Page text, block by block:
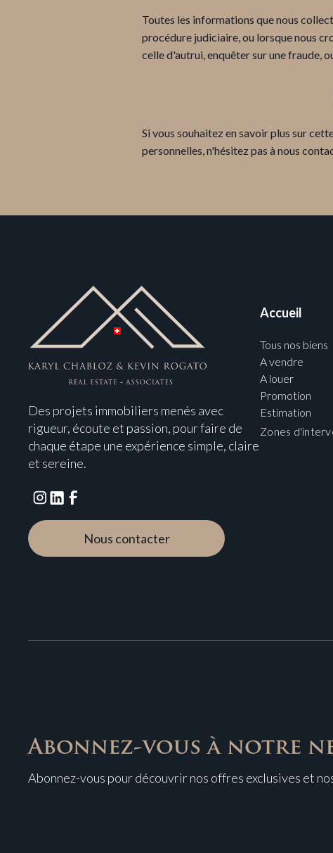
Toutes les informations que nous
procédure judiciaire, ou lorsque nous
celle d'autrui, enquêter sur une fraude,
Si vous souhaitez en savoir plus sur
personnelles, n'hésitez pas à nous
Des projets immobiliers menés avec
rigueur, écoute et passion, pour faire de
chaque étape une expérience simple, claire
et sereine.
Nous contacter
Accueil
Tous nos biens
A vendre
A louer
Promotion
Estimation
Zones
Abonnez-vous à notre
Abonnez-vous pour découvrir nos offres exclusives et